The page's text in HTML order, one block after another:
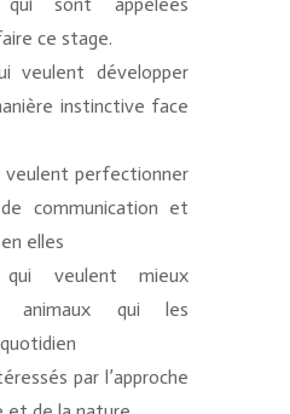
ce stage.
veulent développer
instinctive face
veulent perfectionner
communication et
elles
qui veulent mieux
animaux qui les
par l’approche